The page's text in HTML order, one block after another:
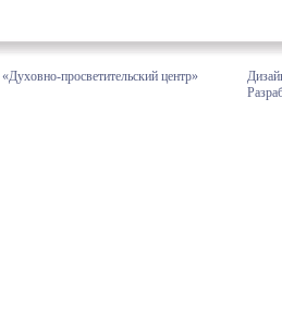
просветительский центр»